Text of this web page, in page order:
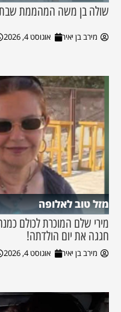
שולה בן משה המהממת
מירב בן יאיר אוגוסט 4, 2026
מזל טוב לאלופה
מירי שלם המוכרת לכולם
חגגה את יום הולדתה!
מירב בן יאיר אוגוסט 4, 2026